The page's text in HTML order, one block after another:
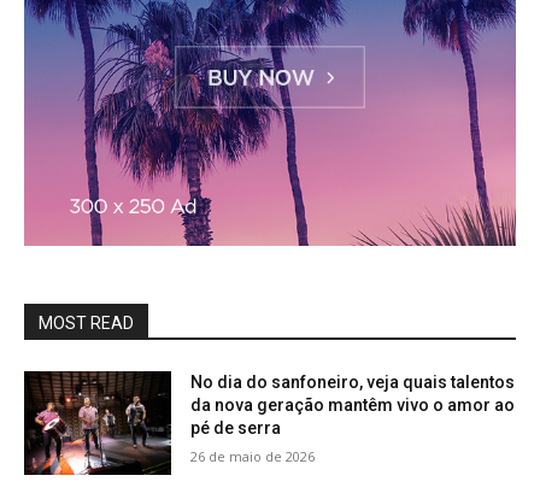
MOST READ
No dia do sanfoneiro, veja quais talentos
da nova geração mantêm vivo o amor ao
pé de serra
26 de maio de 2026